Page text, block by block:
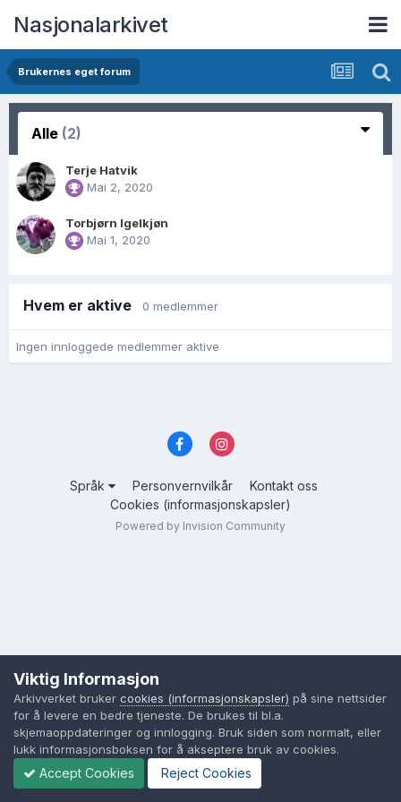
Nasjonalarkivet
Brukernes eget forum
Alle (2)
Terje Hatvik
Mai 2, 2020
Torbjørn Igelkjøn
Mai 1, 2020
Hvem er aktive 0 medlemmer
Ingen innloggede medlemmer aktive
Språk Personvernvilkår
Kontakt oss
Cookies (informasjonskapsler)
Powered by Invision Community
Viktig Informasjon
Arkivverket bruker cookies (informasjonskapsler) på sine nettsider
for å levere en bedre tjeneste. De brukes til bl.a.
skjemaoppdateringer og innlogging. Bruk siden som normalt, eller
lukk informasjonsboksen for å akseptere bruk av cookies.
Accept Cookies Reject Cookies